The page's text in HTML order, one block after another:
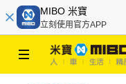
MIBO 米寶
立刻使用官方APP